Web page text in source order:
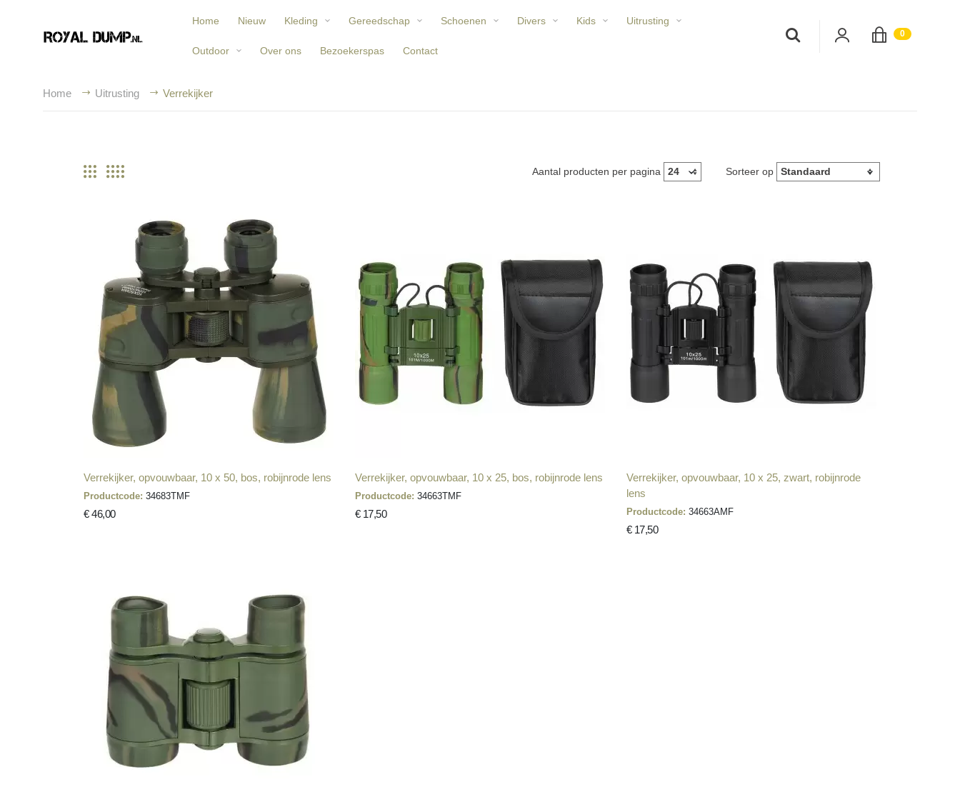
Home Nieuw Kleding Gereedschap Schoenen Divers Kids Uitrusting
Outdoor Over ons Bezoekerspas Contact
0;
Home Uitrusting Verrekijker
Aantal producten per pagina Sorteer op
Verrekijker, opvouwbaar, 10 x 50, bos, robijnrode lens
Productcode: 34683TMF
€ 46,00
Verrekijker, opvouwbaar, 10 x 25, bos, robijnrode lens
Productcode: 34663TMF
€ 17,50
Verrekijker, opvouwbaar, 10 x 25, zwart, robijnrode
lens
Productcode: 34663AMF
€ 17,50